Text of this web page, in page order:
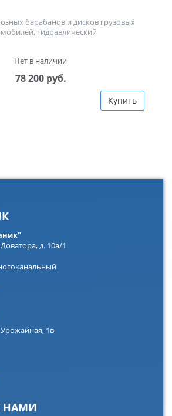
барабанов и дисков грузовых
гидравлический
Нет в наличии
78 200 руб.
Купить
д. 10а/1
Урожайная, 1в
НАМИ